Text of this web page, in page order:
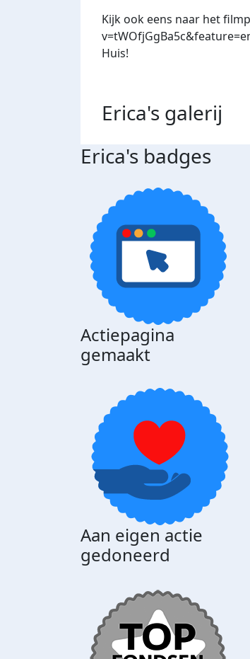
Kijk ook eens naar het
Huis!
Erica's galerij
Erica's badges
Actiepagina
gemaakt
Aan eigen actie
gedoneerd